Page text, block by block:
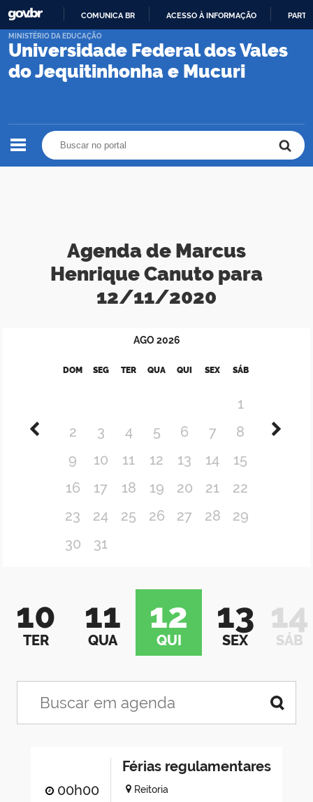
PARA
CONTEÚDO
COMUNICA BR ACESSO À INFORMAÇÃO
Universidade Federal dos Vales
do Jequitinhonha e Mucuri
MINISTÉRIO DA EDUCAÇÃO
Agenda de Marcus
Henrique Canuto para
12/11/2020
AGO 2026
DOM SEG TER QUA QUI SEX SÁB
1
2
3 4 5 6 7
8
9
10 11 12 13 14
15
16
17 18 19 20 21
22
23
24 25 26 27 28
29
30
31
10
TER
11
QUA
12
QUI
13
SEX
14
SÁB
00h00
Férias regulamentares
Reitoria